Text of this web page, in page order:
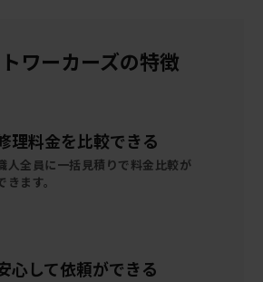
ワーカーズの特徴
理料金を比較できる
人全員に一括見積りで料金比較が
きます。
心して依頼ができる